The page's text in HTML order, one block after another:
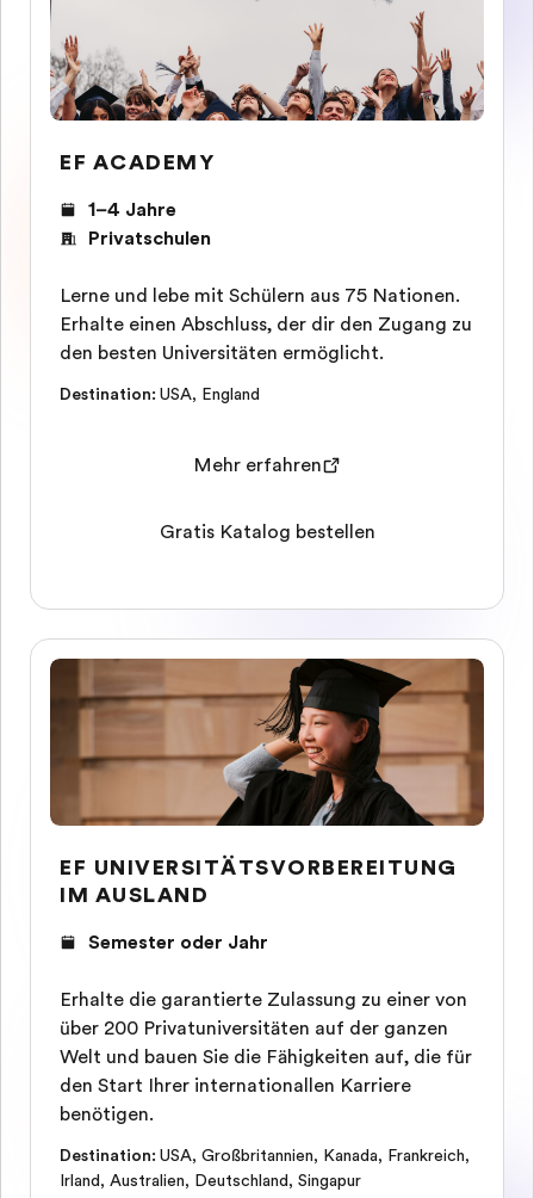
EF ACADEMY
1–4 Jahre
Privatschulen
Lerne und lebe mit Schülern aus 75 Nationen.
Erhalte einen Abschluss, der dir den Zugang zu
den besten Universitäten ermöglicht.
Destination: USA, England
Mehr erfahren
Gratis Katalog bestellen
EF UNIVERSITÄTSVORBEREITUNG
IM AUSLAND
Semester oder Jahr
Erhalte die garantierte Zulassung zu einer von
über 200 Privatuniversitäten auf der ganzen
Welt und bauen Sie die Fähigkeiten auf, die für
den Start Ihrer internationallen Karriere
benötigen.
Destination: USA, Großbritannien, Kanada, Frankreich,
Irland, Australien, Deutschland, Singapur